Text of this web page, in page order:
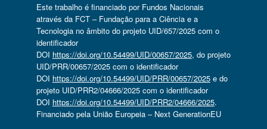
Este trabalho é financiado por Fundos Nacionais
através da FCT – Fundação para a Ciência e a
Tecnologia no âmbito do projeto UID/657/2025 com o
identificador
DOI https://doi.org/10.54499/UID/00657/2025, do projeto
UID/PRR/00657/2025 com o identificador
DOI https://doi.org/10.54499/UID/PRR/00657/2025e do
projeto UID/PRR2/04666/2025 com o identificador
DOI https://doi.org/10.54499/UID/PRR2/04666/2025.
Financiado pela União Europeia – Next GenerationEU